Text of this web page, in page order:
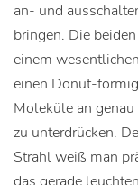
an- und
bringen. Die
einem
einen Donut-
Moleküle an
zu unterdrücken.
Strahl weiß man